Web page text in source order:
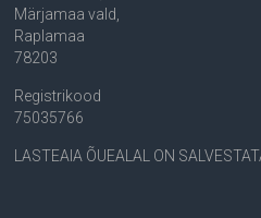
Märjamaa vald,
Raplamaa
78203
Registrikood
75035766
LASTEAIA ÕUEALAL ON